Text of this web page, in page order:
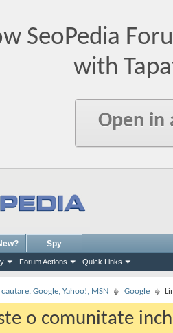
SeoPedia
with
Open in
Forum Actions Quick Links
Spy
Google, Yahoo!, MSN Google
o comunitate